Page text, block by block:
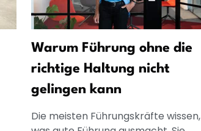
Warum Führung ohne die
richtige Haltung nicht
gelingen kann
Die meisten Führungskräfte wissen,